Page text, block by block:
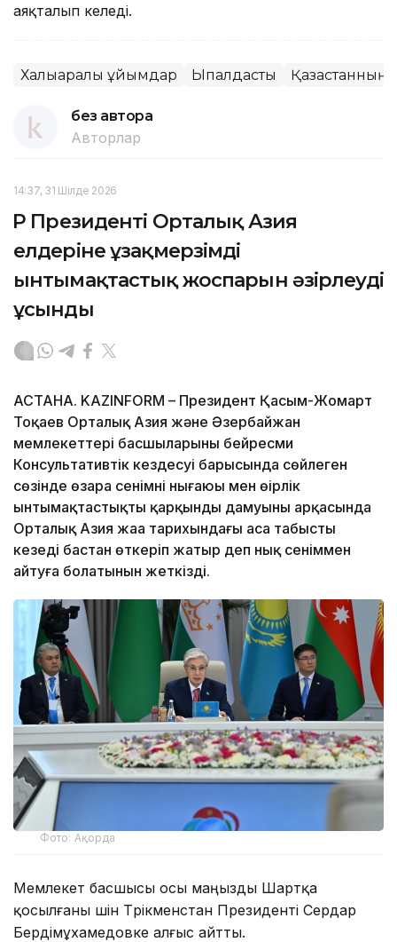
аяқталып келеді.
Халықаралық ұйымдар Ықпалдастық Қазақстанның
без автора
Авторлар
14:37, 31 Шілде 2026
ҚР Президенті Орталық Азия
елдеріне ұзақмерзімді
ынтымақтастық жоспарын әзірлеуді
ұсынды
АСТАНА. KAZINFORM – Президент Қасым-Жомарт
Тоқаев Орталық Азия және Әзербайжан
мемлекеттері басшыларының бейресми
Консультативтік кездесуі барысында сөйлеген
сөзінде өзара сенімнің нығаюы мен өңірлік
ынтымақтастықтың қарқынды дамуының арқасында
Орталық Азия жаңа тарихындағы аса табысты
кезеңді бастан өткеріп жатыр деп нық сеніммен
айтуға болатынын жеткізді.
Фото: Ақорда
Мемлекет басшысы осы маңызды Шартқа
қосылғаны үшін Түрікменстан Президенті Сердар
Бердімұхамедовке алғыс айтты.